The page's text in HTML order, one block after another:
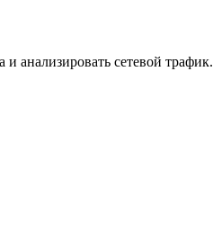
анализировать сетевой трафик.